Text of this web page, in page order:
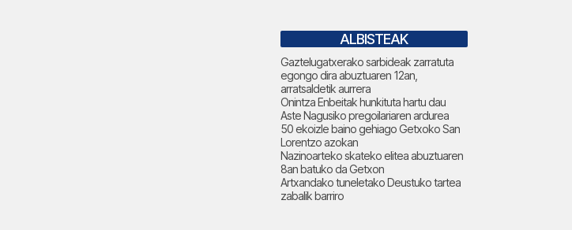
ALBISTEAK
Gaztelugatxerako sarbideak zarratuta
egongo dira abuztuaren 12an,
arratsaldetik aurrera
Onintza Enbeitak hunkituta hartu dau
Aste Nagusiko pregoilariaren ardurea
50 ekoizle baino gehiago Getxoko San
Lorentzo azokan
Nazinoarteko skateko elitea abuztuaren
8an batuko da Getxon
Artxandako tuneletako Deustuko tartea
zabalik barriro